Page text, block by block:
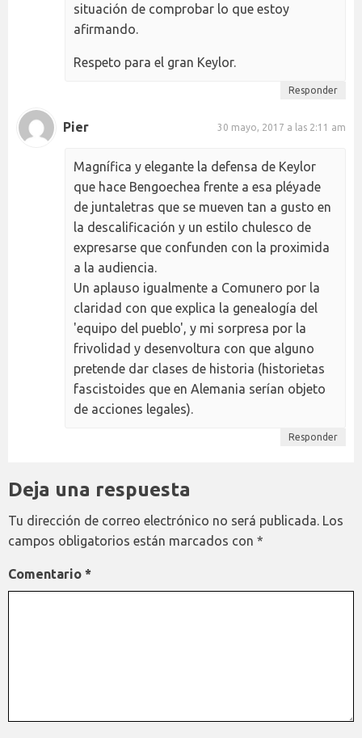
situación de comprobar lo que estoy
afirmando.
Respeto para el gran Keylor.
Responder
Pier 30 mayo, 2017 a las 2:11 am
Magnífica y elegante la defensa de Keylor
que hace Bengoechea frente a esa pléyade
de juntaletras que se mueven tan a gusto en
la descalificación y un estilo chulesco de
expresarse que confunden con la proximida
a la audiencia.
Un aplauso igualmente a Comunero por la
claridad con que explica la genealogía del
'equipo del pueblo', y mi sorpresa por la
frivolidad y desenvoltura con que alguno
pretende dar clases de historia (historietas
fascistoides que en Alemania serían objeto
de acciones legales).
Responder
Deja una respuesta
Tu dirección de correo electrónico no será publicada. Los
campos obligatorios están marcados con *
Comentario *